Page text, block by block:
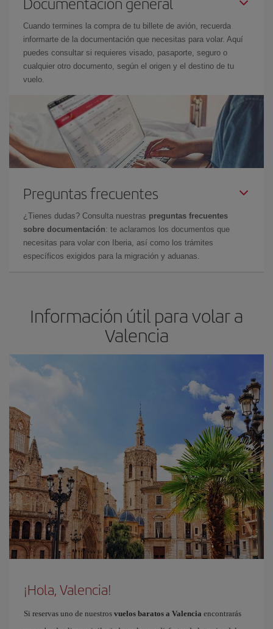
Cuando termines la compra de tu billete de avión, recuerda
informarte de la documentación que necesitas para volar. Aquí
puedes consultar si requieres visado, pasaporte, seguro o
cualquier otro documento, según el origen y el destino de tu
vuelo.
Preguntas frecuentes
¿Tienes dudas? Consulta nuestras preguntas frecuentes
sobre documentación: te aclaramos los documentos que
necesitas para volar con Iberia, así como los trámites
específicos exigidos para la migración y aduanas.
Información útil para volar a
Valencia
¡Hola, Valencia!
Si reservas uno de nuestros vuelos baratos a Valencia encontrarás